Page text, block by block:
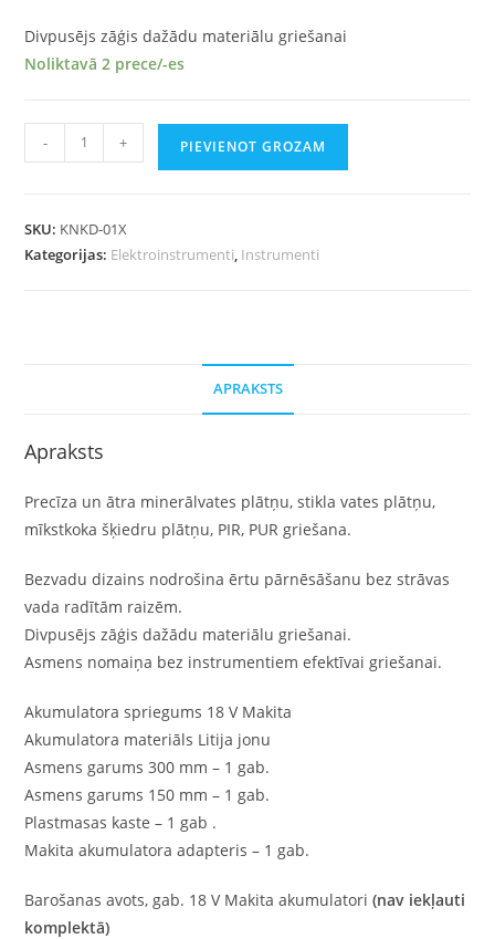
Divpusējs zāģis dažādu materiālu griešanai
Noliktavā 2 prece/-es
- + PIEVIENOT GROZAM
SKU: KNKD-01X
Kategorijas: Elektroinstrumenti, Instrumenti
APRAKSTS
Apraksts
Precīza un ātra minerālvates plātņu, stikla vates plātņu,
mīkstkoka šķiedru plātņu, PIR, PUR griešana.
Bezvadu dizains nodrošina ērtu pārnēsāšanu bez strāvas
vada radītām raizēm.
Divpusējs zāģis dažādu materiālu griešanai.
Asmens nomaiņa bez instrumentiem efektīvai griešanai.
Akumulatora spriegums 18 V Makita
Akumulatora materiāls Litija jonu
Asmens garums 300 mm – 1 gab.
Asmens garums 150 mm – 1 gab.
Plastmasas kaste – 1 gab .
Makita akumulatora adapteris – 1 gab.
Barošanas avots, gab. 18 V Makita akumulatori(nav iekļauti
komplektā)